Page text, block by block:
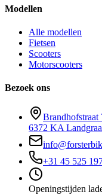
Modellen
Alle modellen
Fietsen
Scooters
Motorscooters
Bezoek ons
Brandhofstraat
6372 KA
+31 45 525
Openingstijden